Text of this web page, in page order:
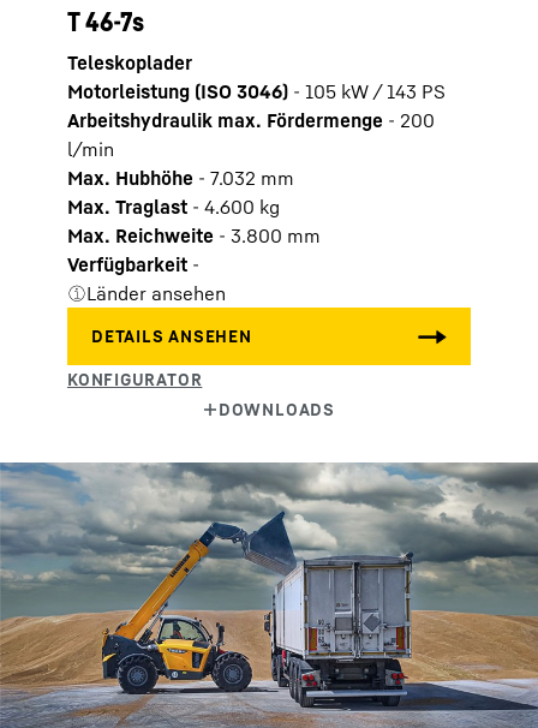
T 46-7s
Teleskoplader
Motorleistung (ISO 3046) - 105 kW / 143 PS
Arbeitshydraulik max. Fördermenge - 200
l/min
Max. Hubhöhe - 7.032 mm
Max. Traglast - 4.600 kg
Max. Reichweite - 3.800 mm
Verfügbarkeit -
Länder ansehen